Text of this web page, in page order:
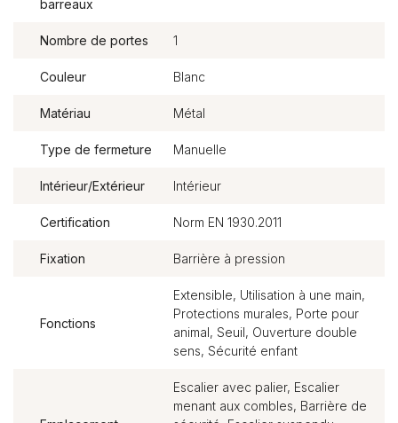
barreaux
Nombre de portes 1
Couleur Blanc
Matériau Métal
Type de fermeture Manuelle
Intérieur/Extérieur Intérieur
Certification Norm EN 1930.2011
Fixation Barrière à pression
Fonctions
Extensible, Utilisation à une main,
Protections murales, Porte pour
animal, Seuil, Ouverture double
sens, Sécurité enfant
Escalier avec palier, Escalier
menant aux combles, Barrière de